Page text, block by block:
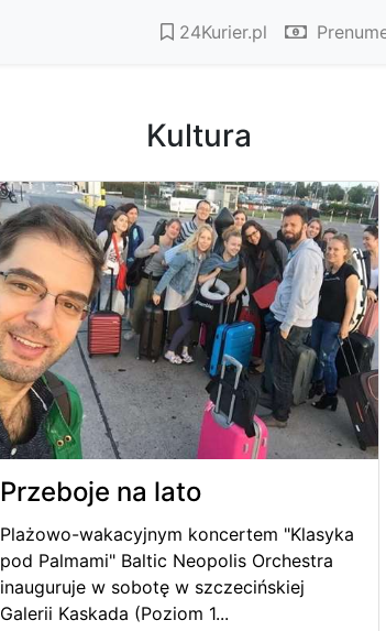
24Kurier.pl
Kultura
Przeboje na lato
Plażowo-wakacyjnym koncertem "Klasyka
pod Palmami" Baltic Neopolis Orchestra
inauguruje w sobotę w szczecińskiej
Galerii Kaskada (Poziom 1...